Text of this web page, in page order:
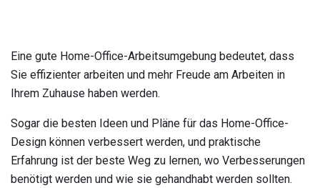
Eine gute Home-Office-Arbeitsumgebung bedeutet, dass
Sie effizienter arbeiten und mehr Freude am Arbeiten in
Ihrem Zuhause haben werden.
Sogar die besten Ideen und Pläne für das Home-Office-
Design können verbessert werden, und praktische
Erfahrung ist der beste Weg zu lernen, wo Verbesserungen
benötigt werden und wie sie gehandhabt werden sollten.